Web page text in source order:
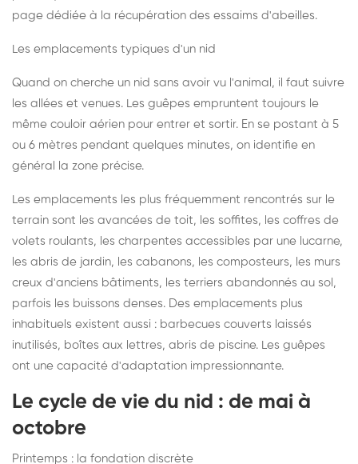
page dédiée à la récupération des essaims d'abeilles.
Les emplacements typiques d'un nid
Quand on cherche un nid sans avoir vu l'animal, il faut suivre
les allées et venues. Les guêpes empruntent toujours le
même couloir aérien pour entrer et sortir. En se postant à 5
ou 6 mètres pendant quelques minutes, on identifie en
général la zone précise.
Les emplacements les plus fréquemment rencontrés sur le
terrain sont les avancées de toit, les soffites, les coffres de
volets roulants, les charpentes accessibles par une lucarne,
les abris de jardin, les cabanons, les composteurs, les murs
creux d'anciens bâtiments, les terriers abandonnés au sol,
parfois les buissons denses. Des emplacements plus
inhabituels existent aussi : barbecues couverts laissés
inutilisés, boîtes aux lettres, abris de piscine. Les guêpes
ont une capacité d'adaptation impressionnante.
Le cycle de vie du nid : de mai à
octobre
Printemps : la fondation discrète